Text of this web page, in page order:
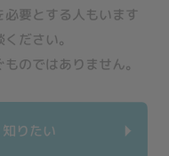
要とする人もいます
ださい。
のではありません。
りたい